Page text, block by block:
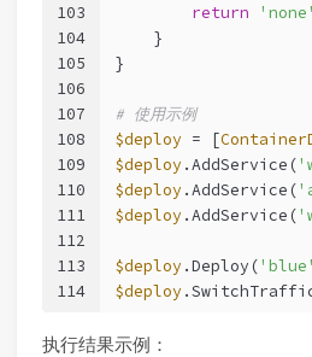
103
104
105
106
107
108
109
110
111
112
113
114
return
'none'
    }
}
# 使用示例
$deploy = [
$deploy .AddService(
$deploy .AddService(
$deploy .AddService(
$deploy .Deploy('blue'
$deploy
执行结果示例：